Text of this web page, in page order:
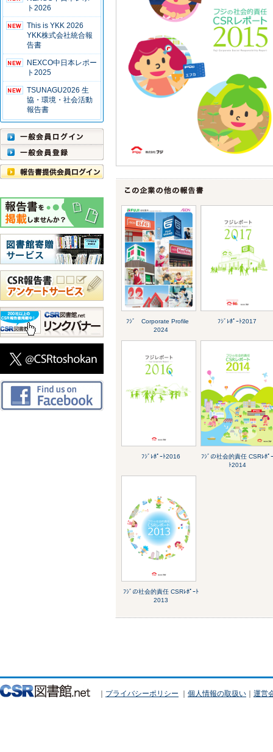
ト2026
This is YKK 2026
YKK株式会社統合報
告書
NEXCO中日本レポー
ト2025
TSUNAGU2026 生
協・環境・社会活動
報告書
ﾌｼﾞ Corporate Profile
2024
ﾌｼﾞﾚﾎﾟｰﾄ2017
ﾌｼﾞﾚﾎﾟｰﾄ2016
ﾌｼﾞの社会的責任 CSRﾚﾎﾟｰ
ﾄ2014
ﾌｼﾞの社会的責任 CSRﾚﾎﾟｰﾄ
2013
｜ プライバシーポリシー ｜ 個人情報の取扱い ｜ 運営